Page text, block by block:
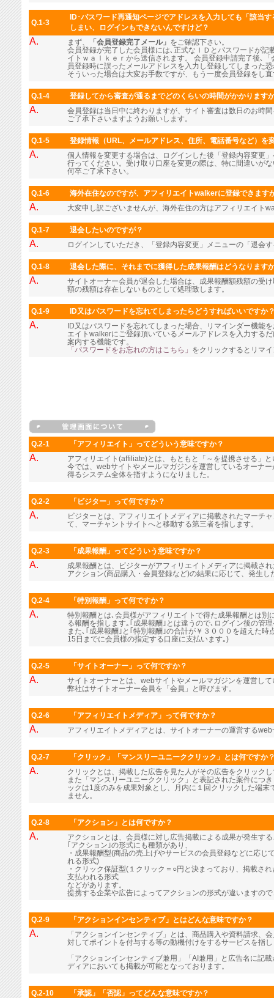
Q.1-3
ID･パスワード再通知ページでアドレスを入力しても「該当
しまい、ログインもできないんですけど？
A. まず、 「会員登録完了メール」 をご確認下さい。
会員登録が完了した会員様には､正式なＩＤとパスワードが
イトｗａｌｋｅｒから送信されます。 会員登録申請完了後､
員登録時に誤ったメールアドレスを入力し登録してしまった
そういった場合は大変お手数ですが、もう一度会員登録をし
Q.1-4 登録してから審査が通るまでどのくらいの時間がかかります
A.
会員登録は当日中に終わりますが、サイト審査は数日のお時
ご了承下さいますようお願いします。
Q.1-5 登録情報（URL、メールアドレス、住所、電話番号など）を
A.
個人情報を変更する場合は、ログインした後「登録内容変更
行ってください。受け取り口座を変更の際は、特に間違いが
何卒ご了承下さい。
Q.1-6 海外在住なのですが、アフィリエイトwalkerに登録できます
A. 大変申し訳ございませんが、海外在住の方はアフィリエイト
Q.1-7 退会したいのですが？
A. ログインしていただき、「登録内容変更」メニューの「退会
Q.1-8 退会した際に、それまでに獲得した成果報酬はどうなります
A.
サイトオーナー会員が退会した場合は、成果報酬額残額の受
額の残額は存在しないものとして処理致します。
Q.1-9 ID又はパスワードを忘れてしまったらどうすればいいですか
A.
ID又はパスワードを忘れてしまった場合、リマインダー機能
エイトwalkerにご登録頂いているメールアドレスを入力する
案内する機能です。
「パスワードをお忘れの方はこちら」 をクリックするとリマ
Q.2-1 「アフィリエイト」ってどういう意味ですか？
A.
アフィリエイト(affiliate)とは、もともと「～を提携させる」
今では、webサイトやメールマガジンを運営しているオーナ
得るシステム全体を指すようになりました。
Q.2-2 「ビジター」って何ですか？
A.
ビジターとは、アフィリエイトメディアに掲載されたマーチ
て、マーチャントサイトへと移動する第三者を指します。
Q.2-3 「成果報酬」ってどういう意味ですか？
A.
成果報酬とは、ビジターがアフィリエイトメディアに掲載さ
アクション(商品購入・会員登録など)の結果に応じて、発生し
Q.2-4 「特別報酬」って何ですか？
A.
特別報酬とは､会員様がアフィリエイトで得た成果報酬とは
る報酬を指します｡｢成果報酬｣とは違うので､ログイン後の管
また､｢成果報酬｣と｢特別報酬｣の合計が￥３０００を超えた
15日までに会員様の指定する口座に支払います｡)
Q.2-5 「サイトオーナー」って何ですか？
A.
サイトオーナーとは、webサイトやメールマガジンを運営し
弊社はサイトオーナー会員を「会員」と呼びます。
Q.2-6 「アフィリエイトメディア」って何ですか？
A. アフィリエイトメディアとは、サイトオーナーの運営する
Q.2-7 「クリック」「マンスリーユニーククリック」とは何ですか
A.
クリックとは、掲載した広告を見た人がその広告をクリック
また「マンスリーユニーククリック」と表記された案件につ
ックは1度のみを成果対象とし、月内に１回クリックした端
ません。
Q.2-8 「アクション」とは何ですか？
A.
アクションとは、会員様に対し広告掲載による成果が発生す
｢アクション｣の形式にも種類があり、
・成果報酬型(商品の売上げやサービスの会員登録などに応
れる形式)
・クリック保証型(１クリック＝○円と決まっており、掲載さ
支払われる形式
などがあります。
提携する企業や広告によってアクションの形式が違いますの
Q.2-9 「アクションインセンティブ」とはどんな意味ですか？
A.
「アクションインセンティブ」とは、商品購入や資料請求、
対してポイントを付与する等の動機付けをするサービスを指
「アクションインセンティブ兼用」「AI兼用」と広告名に記
ディアにおいても掲載が可能となっております。
Q.2-10 「承認」「否認」ってどんな意味ですか？